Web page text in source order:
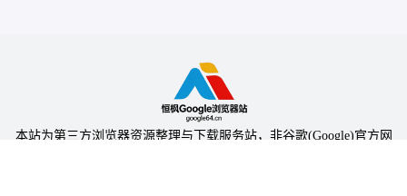
本站为第三方浏览器资源整理与下载服务站，非谷歌(Google)官方网